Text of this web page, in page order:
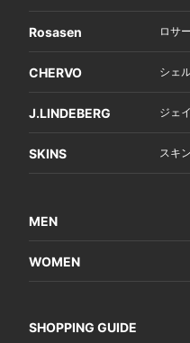
Rosasen ロサ
CHERVO シェ
J.LINDEBERG ジェ
SKINS スキ
MEN
WOMEN
SHOPPING GUIDE